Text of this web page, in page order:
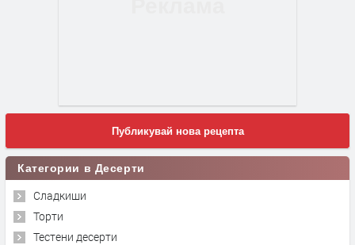
Публикувай нова рецепта
Категории в Десерти
Сладкиши
Торти
Тестени десерти